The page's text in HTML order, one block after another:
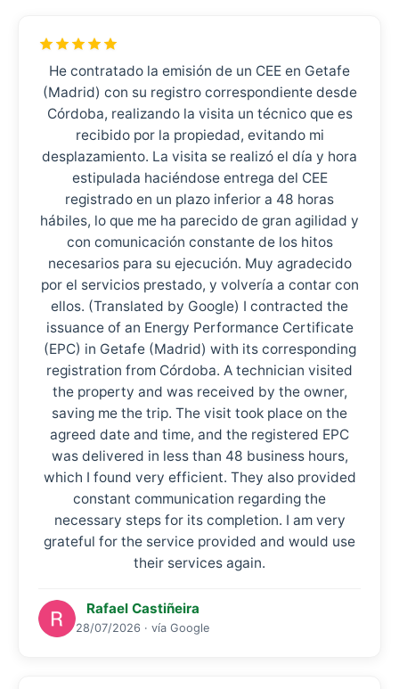
He contratado la emisión de un CEE en Getafe
(Madrid) con su registro correspondiente desde
Córdoba, realizando la visita un técnico que es
recibido por la propiedad, evitando mi
desplazamiento. La visita se realizó el día y hora
estipulada haciéndose entrega del CEE
registrado en un plazo inferior a 48 horas
hábiles, lo que me ha parecido de gran agilidad y
con comunicación constante de los hitos
necesarios para su ejecución. Muy agradecido
por el servicios prestado, y volvería a contar con
ellos. (Translated by Google) I contracted the
issuance of an Energy Performance Certificate
(EPC) in Getafe (Madrid) with its corresponding
registration from Córdoba. A technician visited
the property and was received by the owner,
saving me the trip. The visit took place on the
agreed date and time, and the registered EPC
was delivered in less than 48 business hours,
which I found very efficient. They also provided
constant communication regarding the
necessary steps for its completion. I am very
grateful for the service provided and would use
their services again.
Rafael Castiñeira
28/07/2026 · vía Google